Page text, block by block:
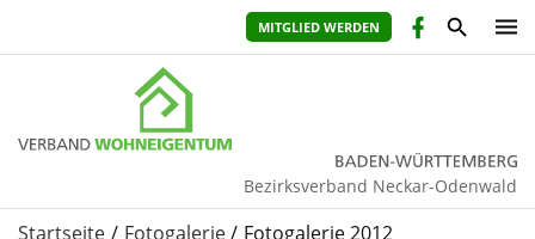
MITGLIED WERDEN
Bezirksverband Neckar-Odenwald
Startseite Fotogalerie Fotogalerie 2012